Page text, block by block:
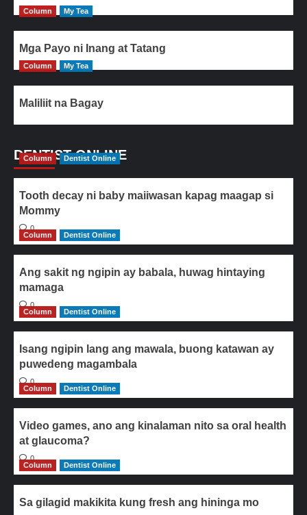
Column My Tea
Mga Payo ni Inang at Tatang
Column My Tea
Maliliit na Bagay
DENTIST ONLINE
Column Dentist Online
Tooth decay ni baby maiiwasan kapag maagap si
Mommy
0
Column
Dentist Online
Ang sakit ng ngipin ay babala, huwag hintaying
mamaga
0
Column
Dentist Online
Isang ngipin lang ang mawala, buong katawan ay
puwedeng magambala
0
Column
Dentist Online
Video games, ano ang kinalaman nito sa oral health
at glaucoma?
0
Column
Dentist Online
Sa gilagid makikita kung fresh ang hininga mo